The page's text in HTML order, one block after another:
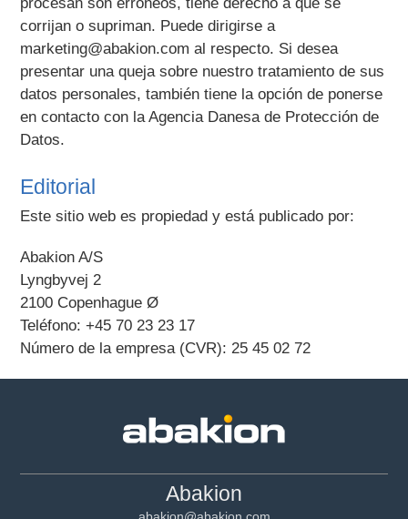
corrijan o supriman. Puede dirigirse a
marketing@abakion.com al respecto. Si desea
presentar una queja sobre nuestro tratamiento de sus
datos personales, también tiene la opción de ponerse
en contacto con la Agencia Danesa de Protección de
Datos.
Editorial
Este sitio web es propiedad y está publicado por:
Abakion A/S
Lyngbyvej 2
2100 Copenhague Ø
Teléfono: +45 70 23 23 17
Número de la empresa (CVR): 25 45 02 72
Abakion